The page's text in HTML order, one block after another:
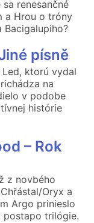
renesančné
a Hrou o tróny
písně
ktorú vydal
na
v podobe
histórie
– Rok
z novbého
Oryx a
Argo prinieslo
postapo trilógie.